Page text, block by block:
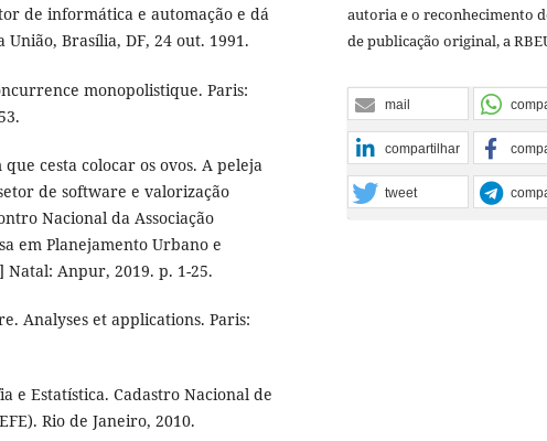
de informática e automação e dá
Brasília, DF, 24 out. 1991.
monopolistique. Paris:
que cesta colocar os ovos. A peleja
de software e valorização
Nacional da Associação
em Planejamento Urbano e
Natal: Anpur, 2019. p. 1-25.
Analyses et applications. Paris:
e Estatística. Cadastro Nacional de
Rio de Janeiro, 2010.
autoria e o reconhecimento
de publicação original, a
mail
compartilhar
tweet